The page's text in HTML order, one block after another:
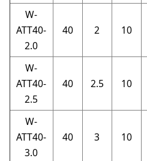
W-
ATT40-
2.0
40 2 10
W-
ATT40-
2.5
40 2.5 10
W-
ATT40-
3.0
40 3 10